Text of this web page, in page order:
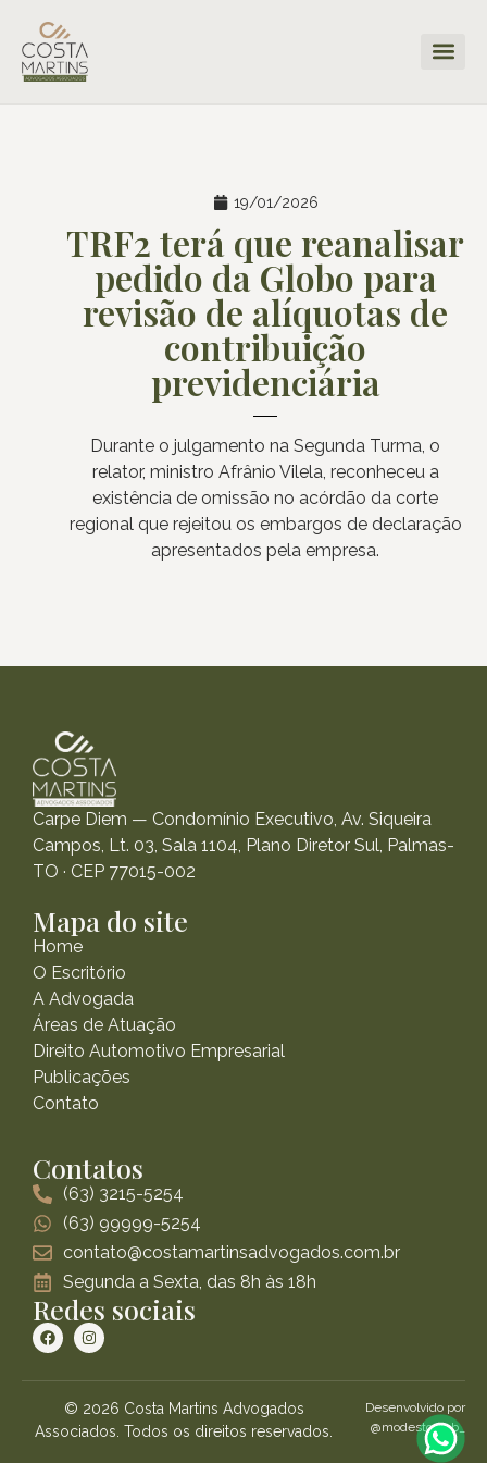
19/01/2026
TRF2 terá que reanalisar
pedido da Globo para
revisão de alíquotas de
contribuição
previdenciária
Durante o julgamento na Segunda Turma, o
relator, ministro Afrânio Vilela, reconheceu a
existência de omissão no acórdão da corte
regional que rejeitou os embargos de declaração
apresentados pela empresa.
Carpe Diem — Condomínio Executivo, Av. Siqueira
Campos, Lt. 03, Sala 1104, Plano Diretor Sul, Palmas-
TO · CEP 77015-002
Mapa do site
Home
O Escritório
A Advogada
Áreas de Atuação
Direito Automotivo Empresarial
Publicações
Contato
Contatos
(63) 3215-5254
(63) 99999-5254
contato@costamartinsadvogados.com.br
Segunda a Sexta, das 8h às 18h
Redes sociais
© 2026 Costa Martins Advogados
Associados. Todos os direitos reservados.
Desenvolvido por
@modestoweb_